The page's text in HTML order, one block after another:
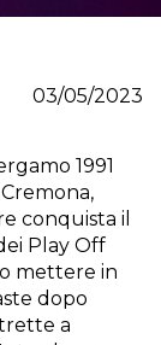
03/05/2023
1991
conquista il
Play Off
mettere in
dopo
a